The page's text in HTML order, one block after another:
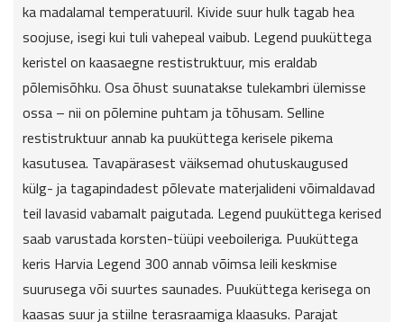
ka madalamal temperatuuril. Kivide suur hulk tagab hea
soojuse, isegi kui tuli vahepeal vaibub. Legend puuküttega
keristel on kaasaegne restistruktuur, mis eraldab
põlemisõhku. Osa õhust suunatakse tulekambri ülemisse
ossa – nii on põlemine puhtam ja tõhusam. Selline
restistruktuur annab ka puuküttega kerisele pikema
kasutusea. Tavapärasest väiksemad ohutuskaugused
külg- ja tagapindadest põlevate materjalideni võimaldavad
teil lavasid vabamalt paigutada. Legend puuküttega kerised
saab varustada korsten-tüüpi veeboileriga. Puuküttega
keris Harvia Legend 300 annab võimsa leili keskmise
suurusega või suurtes saunades. Puuküttega kerisega on
kaasas suur ja stiilne terasraamiga klaasuks. Parajat